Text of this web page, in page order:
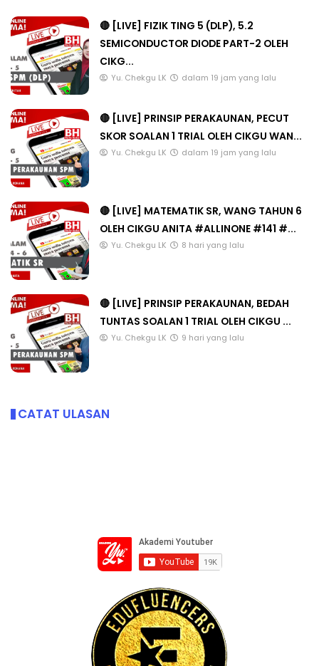
🔴 [LIVE] FIZIK TING 5 (DLP), 5.2
SEMICONDUCTOR DIODE PART-2 OLEH
CIKG...
Yu. Chekgu LK dalam 19 jam yang lalu
🔴 [LIVE] PRINSIP PERAKAUNAN, PECUT
SKOR SOALAN 1 TRIAL OLEH CIKGU WAN...
Yu. Chekgu LK dalam 19 jam yang lalu
🔴 [LIVE] MATEMATIK SR, WANG TAHUN 6
OLEH CIKGU ANITA #ALLINONE #141 #...
Yu. Chekgu LK 8 hari yang lalu
🔴 [LIVE] PRINSIP PERAKAUNAN, BEDAH
TUNTAS SOALAN 1 TRIAL OLEH CIKGU ...
Yu. Chekgu LK 9 hari yang lalu
CATAT ULASAN